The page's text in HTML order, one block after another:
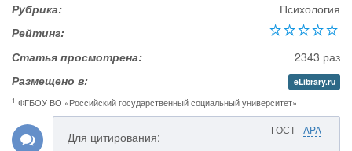
Рубрика:
Психология
Рейтинг:
Статья просмотрена:
2343 раз
Размещено в:
eLibrary.ru
1 ФГБОУ ВО «Российский государственный социальный университет»
ГОСТ APA
Для цитирования: